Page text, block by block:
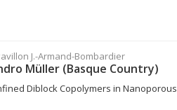
J.-Armand-Bombardier
Müller (Basque Country)
Diblock Copolymers in Nanoporous